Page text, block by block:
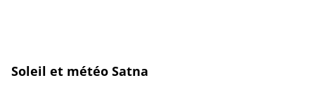
Soleil et météo Satna